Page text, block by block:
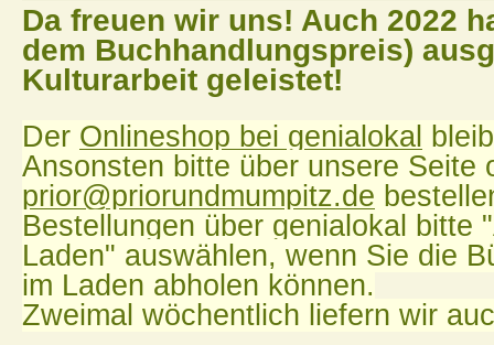
Da freuen wir uns! Auch 2022
dem Buchhandlungspreis)
Kulturarbeit geleistet!
Der Onlineshop bei genialokal
Ansonsten bitte über unsere Seite
prior@priorundmumpitz.de
Bestellungen über genialokal bitte
Laden" auswählen, wenn Sie die
im Laden abholen können.
Zweimal wöchentlich liefern wir